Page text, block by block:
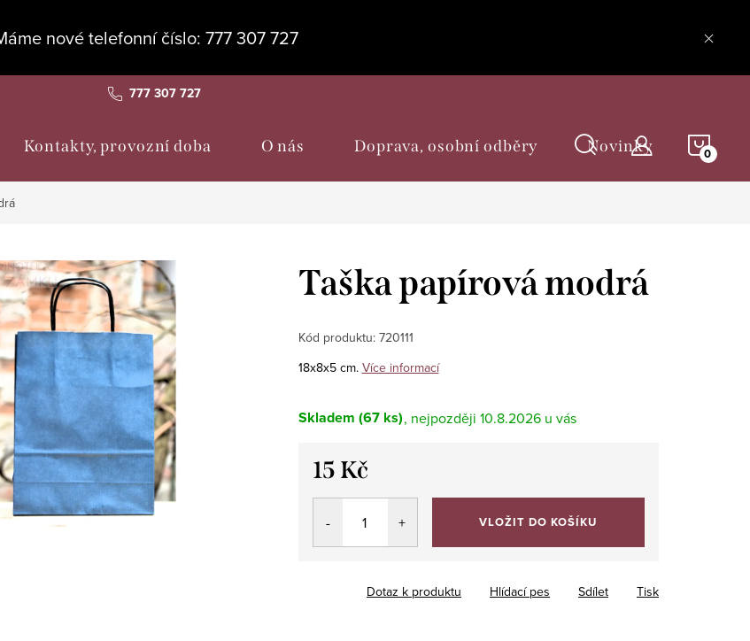
nové telefonní číslo: 777 307 727
777 307 727
Kontakty, provozní doba O nás Doprava, osobní odběry Novinky
Taška papírová modrá
Kód produktu: 720111
18x8x5 cm. Více informací
Skladem (67 ks) 10.8.2026
15 Kč
Měrná
VLOŽIT DO KOŠÍKU
Tisk
Dotaz k produktu Hlídací pes Sdílet